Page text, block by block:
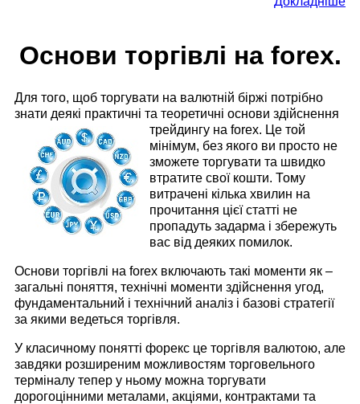
Основи торгівлі на forex.
Для того, щоб торгувати на валютній біржі потрібно
знати деякі практичні та теоретичні основи здійснення
трейдингу на forex. Це той
мінімум, без якого ви просто не
зможете торгувати та швидко
втратите свої кошти. Тому
витрачені кілька хвилин на
прочитання цієї статті не
пропадуть задарма і збережуть
вас від деяких помилок.
Основи торгівлі на forex включають такі моменти як –
загальні поняття, технічні моменти здійснення угод,
фундаментальний і технічний аналіз і базові стратегії
за якими ведеться торгівля.
У класичному понятті форекс це торгівля валютою, але
завдяки розширеним можливостям торговельного
терміналу тепер у ньому можна торгувати
дорогоцінними металами, акціями, контрактами та